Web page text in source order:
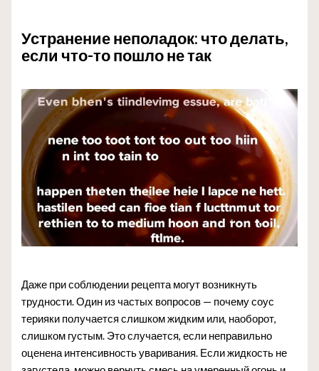
Устранение неполадок: что делать,
если что-то пошло не так
Даже при соблюдении рецепта могут возникнуть
трудности. Один из частых вопросов — почему соус
терияки получается слишком жидким или, наоборот,
слишком густым. Это случается, если неправильно
оценена интенсивность уваривания. Если жидкость не